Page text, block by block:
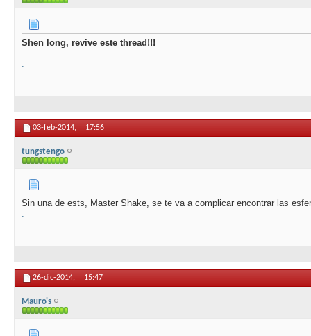
Shen long, revive este thread!!!
.
03-feb-2014, 17:56
tungstengo
Sin una de ests, Master Shake, se te va a complicar encontrar las
.
26-dic-2014, 15:47
Mauro's